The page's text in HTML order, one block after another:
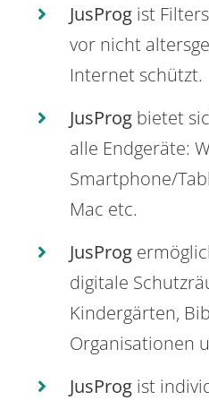
JusProg ist
vor nicht
Internet schützt.
JusProg bietet
alle Endgeräte:
Smartphone/
Mac etc.
JusProg
digitale
Kindergärten,
Organisationen
JusProg ist